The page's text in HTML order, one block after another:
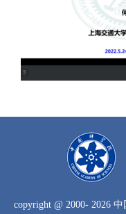
copyright @ 2000- 2026